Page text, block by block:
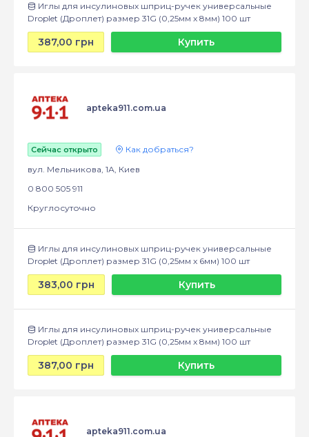
Иглы для инсулиновых шприц-ручек универсальные
Droplet (Дроплет) размер 31G (0,25мм x 8мм) 100 шт
387,00 грн Купить
apteka911.com.ua
Сейчас открыто
Как добраться?
вул. Мельникова, 1А, Киев
0 800 505 911
Круглосуточно
Иглы для инсулиновых шприц-ручек универсальные
Droplet (Дроплет) размер 31G (0,25мм x 6мм) 100 шт
383,00 грн Купить
Иглы для инсулиновых шприц-ручек универсальные
Droplet (Дроплет) размер 31G (0,25мм x 8мм) 100 шт
387,00 грн Купить
apteka911.com.ua